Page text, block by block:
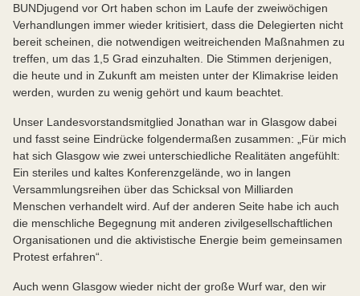
BUNDjugend vor Ort haben schon im Laufe der zweiwöchigen
Verhandlungen immer wieder kritisiert, dass die Delegierten nicht
bereit scheinen, die notwendigen weitreichenden Maßnahmen zu
treffen, um das 1,5 Grad einzuhalten. Die Stimmen derjenigen,
die heute und in Zukunft am meisten unter der Klimakrise leiden
werden, wurden zu wenig gehört und kaum beachtet.
Unser Landesvorstandsmitglied Jonathan war in Glasgow dabei
und fasst seine Eindrücke folgendermaßen zusammen: „Für mich
hat sich Glasgow wie zwei unterschiedliche Realitäten angefühlt:
Ein steriles und kaltes Konferenzgelände, wo in langen
Versammlungsreihen über das Schicksal von Milliarden
Menschen verhandelt wird. Auf der anderen Seite habe ich auch
die menschliche Begegnung mit anderen zivilgesellschaftlichen
Organisationen und die aktivistische Energie beim gemeinsamen
Protest erfahren“.
Auch wenn Glasgow wieder nicht der große Wurf war, den wir